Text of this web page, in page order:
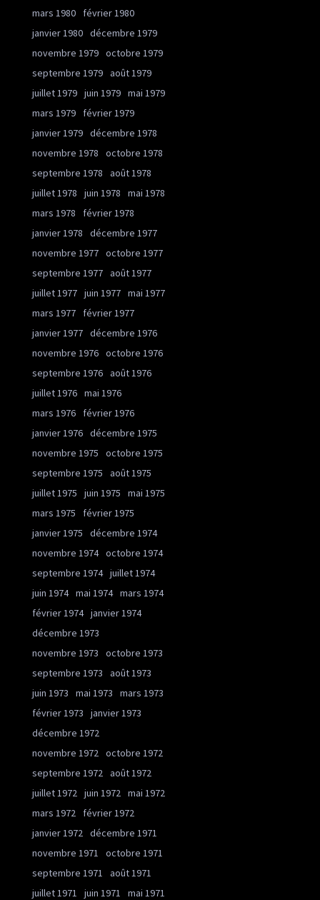
mars 1980
février 1980
janvier 1980 décembre 1979
novembre 1979 octobre 1979
septembre 1979 août 1979
juillet 1979 juin 1979 mai 1979
mars 1979
février 1979
janvier 1979 décembre 1978
novembre 1978
octobre 1978
septembre 1978
août 1978
juillet 1978
juin 1978
mai 1978
mars 1978
février 1978
janvier 1978
décembre 1977
novembre 1977 octobre 1977
septembre 1977 août 1977
juillet 1977 juin 1977 mai 1977
mars 1977
février 1977
janvier 1977 décembre 1976
novembre 1976 octobre 1976
septembre 1976 août 1976
juillet 1976 mai 1976
mars 1976
février 1976
janvier 1976 décembre 1975
novembre 1975
octobre 1975
septembre 1975
août 1975
juillet 1975
juin 1975
mai 1975
mars 1975
février 1975
janvier 1975
décembre 1974
novembre 1974 octobre 1974
septembre 1974 juillet 1974
juin 1974 mai 1974 mars 1974
février 1974 janvier 1974
décembre 1973
novembre 1973
octobre 1973
septembre 1973
août 1973
juin 1973
mai 1973
mars 1973
février 1973
janvier 1973
décembre 1972
novembre 1972 octobre 1972
septembre 1972 août 1972
juillet 1972 juin 1972 mai 1972
mars 1972
février 1972
janvier 1972 décembre 1971
novembre 1971
octobre 1971
septembre 1971
août 1971
juillet 1971
juin 1971
mai 1971